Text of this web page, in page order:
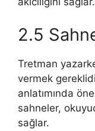
2.5
Tretman
vermek
anlatımında
sahneler,
sağlar.